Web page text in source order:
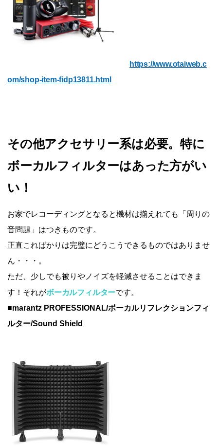
https://www.otaiweb.c
om/shop-item-fidp13811.html
その他アクセサリー系は必要。特に
ボーカルフィルターはあった方がい
い！
お家でレコーディングとなると機材は揃えれても「周りの
音問題」はつきものです。
正直こればかりは完璧にどうこうできるものではありませ
ん・・・。
ただ、少しでも被りやノイズを軽減させることはできま
す！それがボーカルフィルターです。
■marantz PROFESSIONAL/ボーカルリフレクションフィ
ルター/Sound Shield